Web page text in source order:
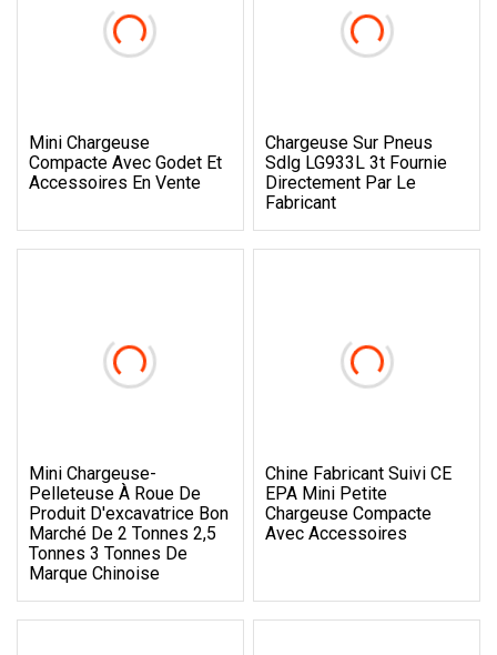
Mini Chargeuse
Compacte Avec Godet Et
Accessoires En Vente
Chargeuse Sur Pneus
Sdlg LG933L 3t Fournie
Directement Par Le
Fabricant
Mini Chargeuse-
Pelleteuse À Roue De
Produit D'excavatrice Bon
Marché De 2 Tonnes 2,5
Tonnes 3 Tonnes De
Marque Chinoise
Chine Fabricant Suivi CE
EPA Mini Petite
Chargeuse Compacte
Avec Accessoires